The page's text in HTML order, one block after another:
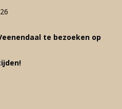
te bezoeken op